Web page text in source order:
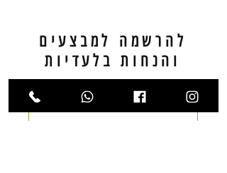
להרשמה למבצעים
והנחות בלעדיות
אימייל